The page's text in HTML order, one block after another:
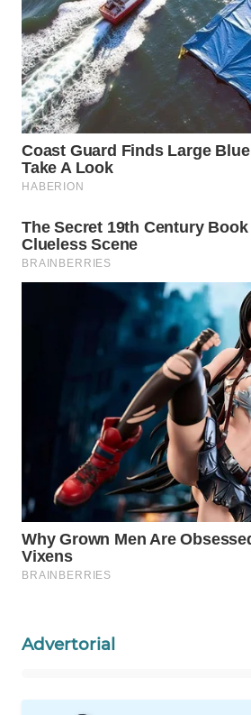
Advertorial
BINTAN
WN
MANDALIKA
WN
LIKUPANG
WN
WN
BORNEO
TANI
WAHANA
ADVOKAT